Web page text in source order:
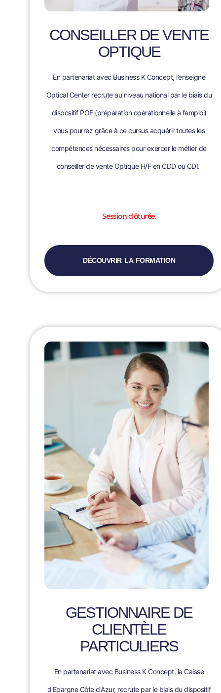
CONSEILLER DE VENTE
OPTIQUE
En partenariat avec Business K Concept, l’enseigne
Optical Center recrute au niveau national par le biais du
dispositif POE (préparation opérationnelle à l’emploi)
vous pourrez grâce à ce cursus acquérir toutes les
compétences nécessaires pour exercer le métier de
conseiller de vente Optique H/F en CDD ou CDI​.
Session clôturée.
DÉCOUVRIR LA FORMATION
GESTIONNAIRE DE
CLIENTÈLE
PARTICULIERS
En partenariat avec Business K Concept, la Caisse
d'Epargne Côte d'Azur, recrute par le biais du dispositif